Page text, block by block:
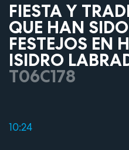
FIESTA Y
QUE HAN
FESTEJOS EN
ISIDRO
T06C178
10:24